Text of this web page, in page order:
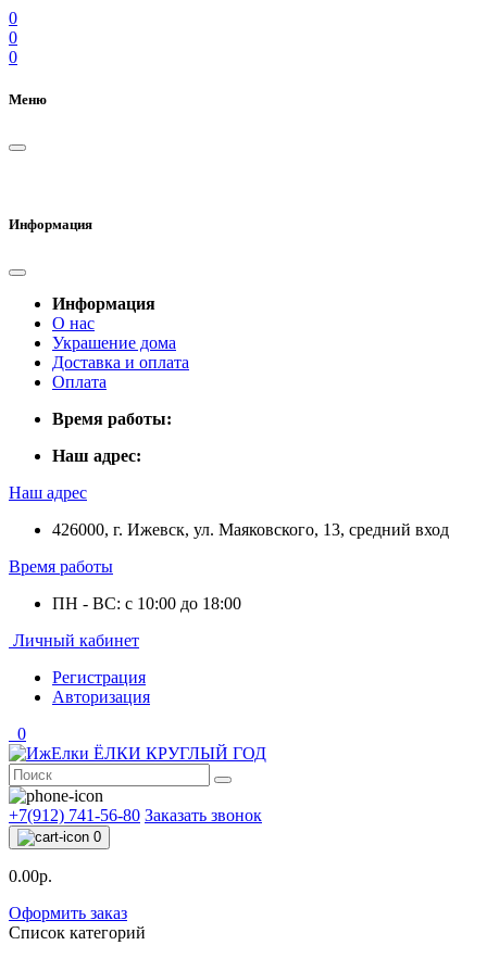
0
0
0
Меню
Информация
Информация
О нас
Украшение дома
Доставка и оплата
Оплата
Время работы:
Наш адрес:
Наш адрес
426000, г. Ижевск, ул. Маяковского, 13, средний вход
Время работы
ПН - ВС: с 10:00 до 18:00
Личный кабинет
Регистрация
Авторизация
0
+7(912) 741-56-80 Заказать звонок
0
0.00р.
Оформить заказ
Список категорий